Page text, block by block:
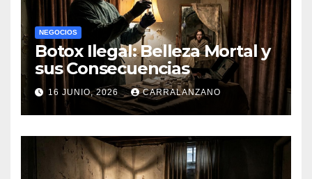
NEGOCIOS
Botox Ilegal: Belleza Mortal y
sus Consecuencias
16 JUNIO, 2026 CARRALANZANO